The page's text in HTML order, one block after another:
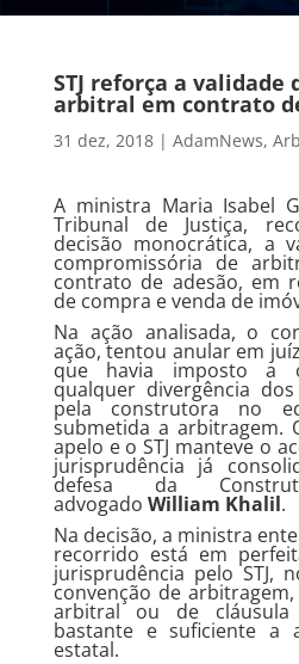
STJ reforça a validade
arbitral em contrato
31 dez, 2018| AdamNews,
A ministra Maria Isabel
Tribunal de Justiça,
decisão monocrática, a
compromissória de
contrato de adesão, em
de compra e venda de
Na ação analisada, o
ação, tentou anular em
que havia imposto a
qualquer divergência
pela construtora no
submetida a arbitragem.
apelo e o STJ manteve o
jurisprudência já
defesa da
advogado William Khalil.
Na decisão, a ministra
recorrido está em
jurisprudência pelo STJ,
convenção de
arbitral ou de cláusula
bastante e suficiente a
estatal.